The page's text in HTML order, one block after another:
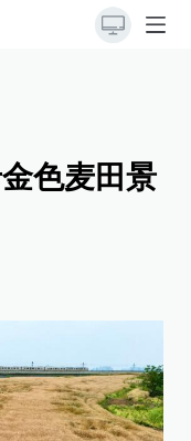
色麦田景